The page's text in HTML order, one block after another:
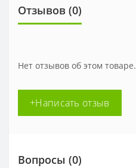
Отзывов (0)
Нет отзывов об этом товаре.
+Написать отзыв
Вопросы (0)